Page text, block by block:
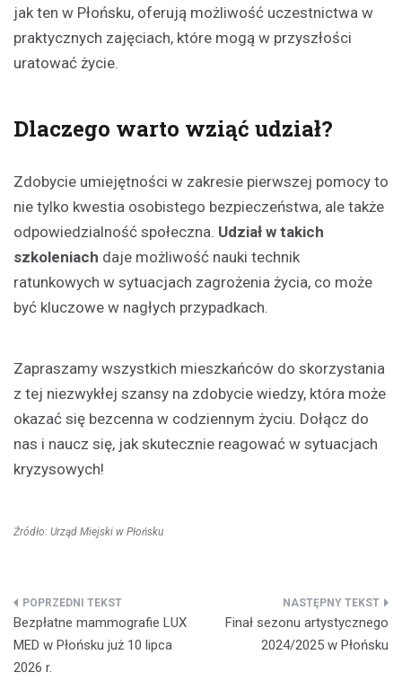
jak ten w Płońsku, oferują możliwość uczestnictwa w
praktycznych zajęciach, które mogą w przyszłości
uratować życie.
Dlaczego warto wziąć udział?
Zdobycie umiejętności w zakresie pierwszej pomocy to
nie tylko kwestia osobistego bezpieczeństwa, ale także
odpowiedzialność społeczna. Udział w takich
szkoleniach daje możliwość nauki technik
ratunkowych w sytuacjach zagrożenia życia, co może
być kluczowe w nagłych przypadkach.
Zapraszamy wszystkich mieszkańców do skorzystania
z tej niezwykłej szansy na zdobycie wiedzy, która może
okazać się bezcenna w codziennym życiu. Dołącz do
nas i naucz się, jak skutecznie reagować w sytuacjach
kryzysowych!
Źródło: Urząd Miejski w Płońsku
Nawigacja
wpisu
Bezpłatne mammografie LUX
MED w Płońsku już 10 lipca
2026 r.
Finał sezonu artystycznego
2024/2025 w Płońsku